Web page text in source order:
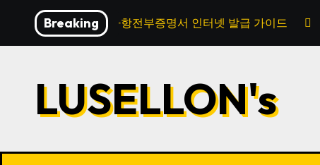
content
Breaking
법인등기사항전부증명서 인터넷 발급 가이드
LUSELLON's